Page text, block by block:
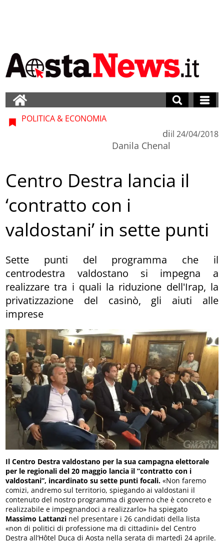
POLITICA & ECONOMIA
di
Danila Chenal
il 24/04/2018
Centro Destra lancia il
‘contratto con i
valdostani’ in sette punti
Sette punti del programma che il
centrodestra valdostano si impegna a
realizzare tra i quali la riduzione dell'Irap, la
privatizzazione del casinò, gli aiuti alle
imprese
Il Centro Destra valdostano per la sua campagna elettorale
per le regionali del 20 maggio lancia il ”contratto con i
valdostani”, incardinato su sette punti focali. «Non faremo
comizi, andremo sul territorio, spiegando ai valdostani il
contenuto del nostro programma di governo che è concreto e
realizzabile e impegnandoci a realizzarlo» ha spiegato
Massimo Lattanzi nel presentare i 26 candidati della lista
«non di politici di professione ma di cittadini» del Centro
Destra all’Hôtel Duca di Aosta nella serata di martedì 24 aprile.